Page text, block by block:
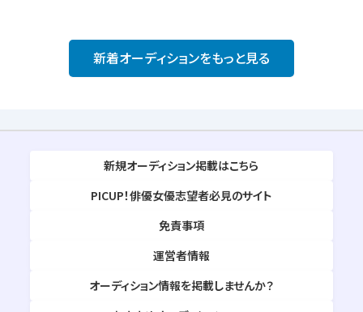
新着オーディションをもっと見る
新規オーディション掲載はこちら
PICUP！俳優女優志望者必見のサイト
免責事項
運営者情報
オーディション情報を掲載しませんか？